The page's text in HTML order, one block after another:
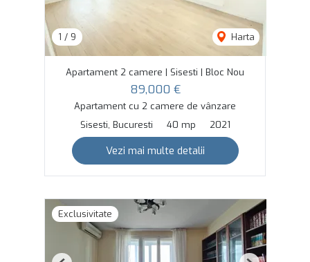
1 / 9 Harta
Apartament 2 camere | Sisesti | Bloc Nou
89,000 €
Apartament cu 2 camere de vânzare
Sisesti, Bucuresti
40 mp 2021
Vezi mai multe detalii
Exclusivitate